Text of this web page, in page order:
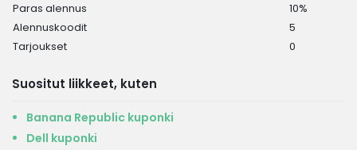
Paras alennus
10%
Alennuskoodit
5
Tarjoukset
0
Suositut liikkeet, kuten
Banana Republic kuponki
Dell kuponki